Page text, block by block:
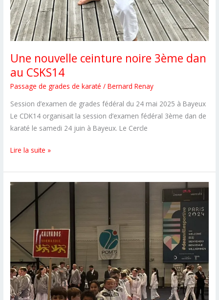
Une nouvelle ceinture noire 3ème dan
au CSKS14
Passage de grades de karaté /Bernard Renay
Session d’examen de grades fédéral du 24 mai 2025 à Bayeux
Le CDK14 organisait la session d’examen fédéral 3ème dan de
karaté le samedi 24 juin à Bayeux. Le Cercle
Une
ceinture
noire
dan
au
CSKS14
Lire la suite »